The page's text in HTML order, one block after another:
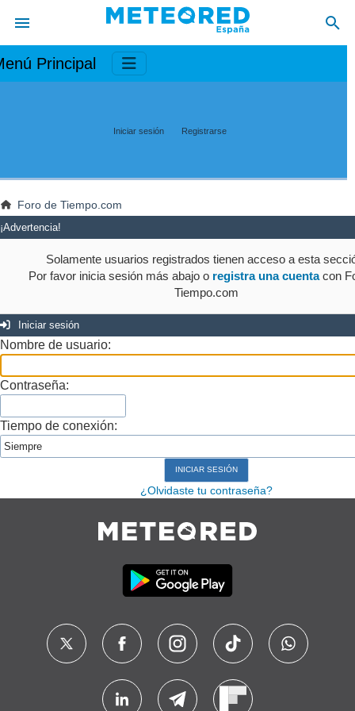
Principal
Iniciar sesión Registrarse
Foro de Tiempo.com
¡Advertencia!
Solamente usuarios registrados tienen acceso a esta
Por favor inicia sesión más abajo o registra una cuentacon
Tiempo.com
Iniciar sesión
Nombre de usuario:
Contraseña:
Tiempo de conexión:
¿Olvidaste tu contraseña?